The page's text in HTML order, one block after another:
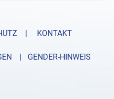
|
KONTAKT
| GENDER-HINWEIS